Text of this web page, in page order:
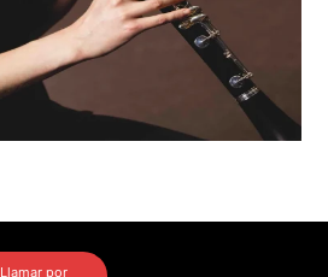
Llamar por